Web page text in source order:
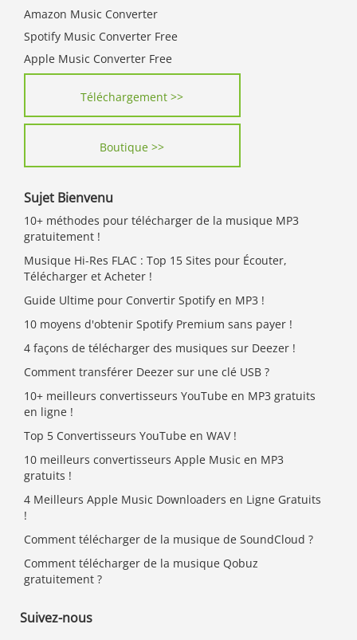
Amazon Music Converter
Spotify Music Converter Free
Apple Music Converter Free
Téléchargement >>
Boutique >>
Sujet Bienvenu
10+ méthodes pour télécharger de la musique MP3
gratuitement !
Musique Hi-Res FLAC : Top 15 Sites pour Écouter,
Télécharger et Acheter !
Guide Ultime pour Convertir Spotify en MP3 !
10 moyens d'obtenir Spotify Premium sans payer !
4 façons de télécharger des musiques sur Deezer !
Comment transférer Deezer sur une clé USB ?
10+ meilleurs convertisseurs YouTube en MP3 gratuits
en ligne !
Top 5 Convertisseurs YouTube en WAV !
10 meilleurs convertisseurs Apple Music en MP3
gratuits !
4 Meilleurs Apple Music Downloaders en Ligne Gratuits
!
Comment télécharger de la musique de SoundCloud ?
Comment télécharger de la musique Qobuz
gratuitement ?
Suivez-nous